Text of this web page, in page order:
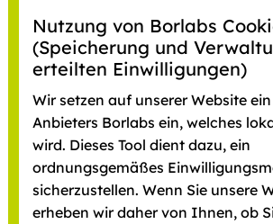
Nutzung von Borlabs
(Speicherung und
erteilten Einwilligungen)
Wir setzen auf unserer Website
Anbieters Borlabs ein, welches
wird. Dieses Tool dient dazu, ein
ordnungsgemäßes
sicherzustellen. Wenn Sie unsere
erheben wir daher von Ihnen, ob